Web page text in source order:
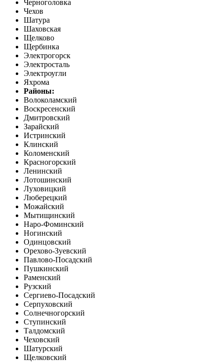
Черноголовка
Чехов
Шатура
Шаховская
Щелково
Щербинка
Электрогорск
Электросталь
Электроугли
Яхрома
Районы:
Волоколамский
Воскресенский
Дмитровский
Зарайский
Истринский
Клинский
Коломенский
Красногорский
Ленинский
Лотошинский
Луховицкий
Люберецкий
Можайский
Мытищинский
Наро-Фоминский
Ногинский
Одинцовский
Орехово-Зуевский
Павлово-Посадский
Пушкинский
Раменский
Рузский
Сергиево-Посадский
Серпуховский
Солнечногорский
Ступинский
Талдомский
Чеховский
Шатурский
Щелковский